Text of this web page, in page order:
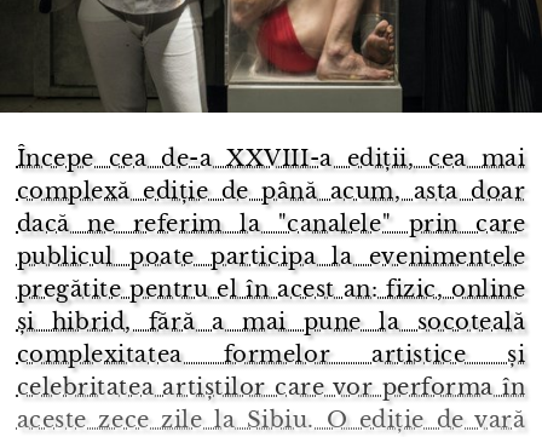
Începe cea de-a XXVIII-a ediții, cea mai
complexă ediție de până acum, asta doar
dacă ne referim la "canalele" prin care
publicul poate participa la evenimentele
pregătite pentru el în acest an: fizic, online
și hibrid, fără a mai pune la socoteală
complexitatea formelor artistice și
celebritatea artiștilor care vor performa în
aceste zece zile la Sibiu. O ediție de vară